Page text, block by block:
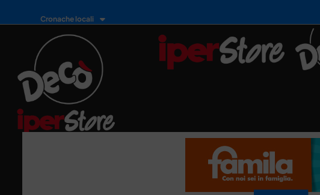
Cronache locali